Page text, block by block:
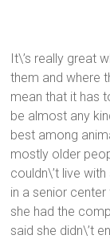
It\’s really great
them and where
mean that it has
be almost any
best among
mostly older
couldn\’t live
in a senior
she had the
said she didn\’t